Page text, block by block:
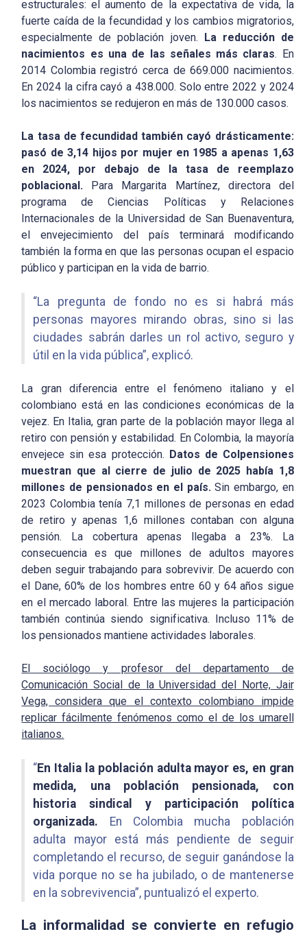
estructurales: el aumento de la expectativa de vida, la
fuerte caída de la fecundidad y los cambios migratorios,
especialmente de población joven. La reducción de
nacimientos es una de las señales más claras. En
2014 Colombia registró cerca de 669.000 nacimientos.
En 2024 la cifra cayó a 438.000. Solo entre 2022 y 2024
los nacimientos se redujeron en más de 130.000 casos.
La tasa de fecundidad también cayó drásticamente:
pasó de 3,14 hijos por mujer en 1985 a apenas 1,63
en 2024, por debajo de la tasa de reemplazo
poblacional. Para Margarita Martínez, directora del
programa de Ciencias Políticas y Relaciones
Internacionales de la Universidad de San Buenaventura,
el envejecimiento del país terminará modificando
también la forma en que las personas ocupan el espacio
público y participan en la vida de barrio.
“La pregunta de fondo no es si habrá más
personas mayores mirando obras, sino si las
ciudades sabrán darles un rol activo, seguro y
útil en la vida pública”, explicó.
La gran diferencia entre el fenómeno italiano y el
colombiano está en las condiciones económicas de la
vejez. En Italia, gran parte de la población mayor llega al
retiro con pensión y estabilidad. En Colombia, la mayoría
envejece sin esa protección. Datos de Colpensiones
muestran que al cierre de julio de 2025 había 1,8
millones de pensionados en el país.Sin embargo, en
2023 Colombia tenía 7,1 millones de personas en edad
de retiro y apenas 1,6 millones contaban con alguna
pensión. La cobertura apenas llegaba a 23%. La
consecuencia es que millones de adultos mayores
deben seguir trabajando para sobrevivir. De acuerdo con
el Dane, 60% de los hombres entre 60 y 64 años sigue
en el mercado laboral. Entre las mujeres la participación
también continúa siendo significativa. Incluso 11% de
los pensionados mantiene actividades laborales.
El sociólogo y profesor del departamento de
Comunicación Social de la Universidad del Norte, Jair
Vega, considera que el contexto colombiano impide
replicar fácilmente fenómenos como el de los umarell
italianos.
“En Italia la población adulta mayor es, en gran
medida, una población pensionada, con
historia sindical y participación política
organizada. En Colombia mucha población
adulta mayor está más pendiente de seguir
completando el recurso, de seguir ganándose la
vida porque no se ha jubilado, o de mantenerse
en la sobrevivencia”, puntualizó el experto.
La informalidad se convierte en refugio